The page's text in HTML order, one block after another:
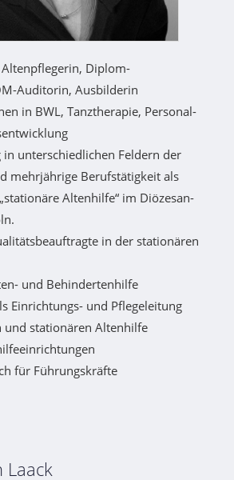
Diplom-
Auditorin, Ausbilderin
in BWL, Tanztherapie, Personal-
unterschiedlichen Feldern der
mehrjährige Berufstätigkeit als
Altenhilfe“ im Diözesan-
in der stationären
und Behindertenhilfe
Einrichtungs- und Pflegeleitung
und stationären Altenhilfe
für Führungskräfte
Laack